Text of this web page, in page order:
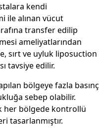
kendi
ile alınan vücut
transfer edilip
ameliyatlarından
sırt ve uyluk liposuction
tavsiye edilir.
bölgeye fazla basınç
sebep olabilir.
her bölgede kontrollü
tasarlanmıştır.